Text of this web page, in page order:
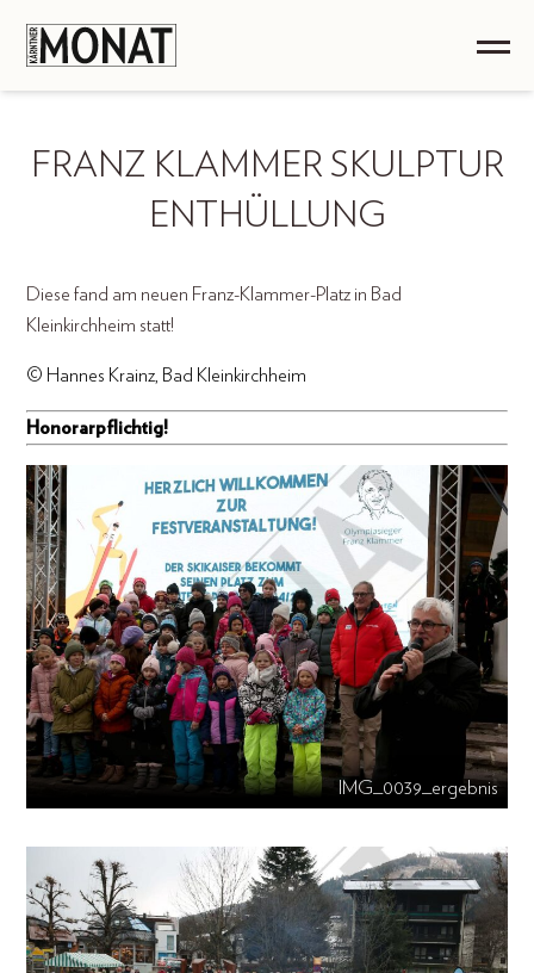
FRANZ KLAMMER SKULPTUR
ENTHÜLLUNG
Diese fand am neuen Franz-Klammer-Platz in Bad
Kleinkirchheim statt!
© Hannes Krainz, Bad Kleinkirchheim
Honorarpflichtig!
IMG_0039_ergebnis